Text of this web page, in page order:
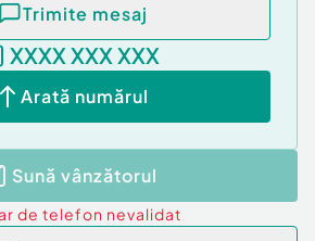
Trimite mesaj
XXXX XXX XXX
Arată numărul
Sună vânzătorul
de telefon nevalidat